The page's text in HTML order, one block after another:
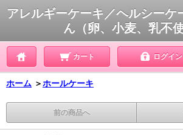
アレルギーケーキ／ヘルシーケ
ん（卵、小麦、乳不使
カート ログイン
ホーム ＞ホールケーキ
前の商品へ